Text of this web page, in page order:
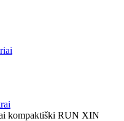
kompaktiški RUN XIN